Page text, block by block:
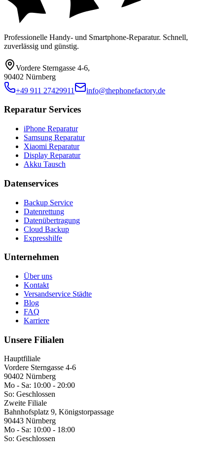
Professionelle Handy- und Smartphone-Reparatur. Schnell,
zuverlässig und günstig.
Vordere Sterngasse 4-6,
90402 Nürnberg
+49 911 27429911
info@thephonefactory.de
Reparatur Services
iPhone Reparatur
Samsung Reparatur
Xiaomi Reparatur
Display Reparatur
Akku Tausch
Datenservices
Backup Service
Datenrettung
Datenübertragung
Cloud Backup
Expresshilfe
Unternehmen
Über uns
Kontakt
Versandservice Städte
Blog
FAQ
Karriere
Unsere Filialen
Hauptfiliale
Vordere Sterngasse 4-6
90402 Nürnberg
Mo - Sa: 10:00 - 20:00
So: Geschlossen
Zweite Filiale
Bahnhofsplatz 9, Königstorpassage
90443 Nürnberg
Mo - Sa: 10:00 - 18:00
So: Geschlossen